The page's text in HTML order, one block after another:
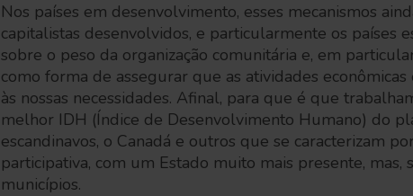
Nos países em desenvolvimento, esses mecanismos
capitalistas desenvolvidos, e particularmente os países
sobre o peso da organização comunitária e, em
como forma de assegurar que as atividades
às nossas necessidades. Afinal, para que é que
melhor IDH (Índice de Desenvolvimento Humano) do
escandinavos, o Canadá e outros que se caracterizam
participativa, com um Estado muito mais presente, mas,
municípios.